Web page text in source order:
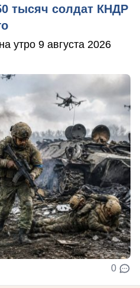
тысяч солдат КНДР
утро 9 августа 2026
0